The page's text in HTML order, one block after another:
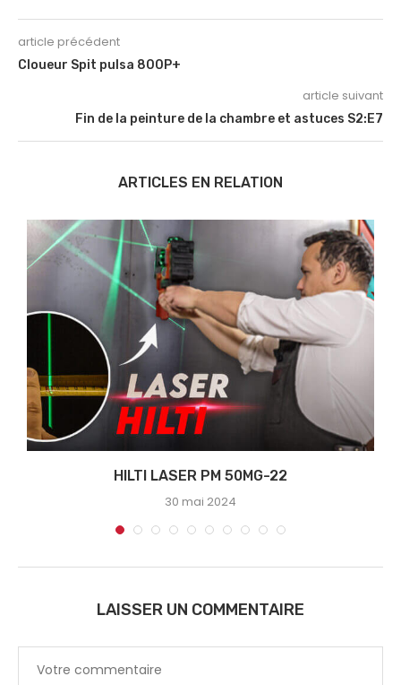
article précédent
Cloueur Spit pulsa 800P+
article suivant
Fin de la peinture de la chambre et astuces S2:E7
ARTICLES EN RELATION
HILTI LASER PM 50MG-22
30 mai 2024
LAISSER UN COMMENTAIRE